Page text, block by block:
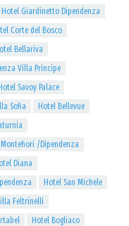
Hotel Giardinetto Dipendenza
Corte del Bosco
Bellariva
Villa Principe
Hotel Savoy Palace
Sofia
Hotel Bellevue
/Dipendenza
Diana
Hotel San Michele
Feltrinelli
Hotel Bogliaco